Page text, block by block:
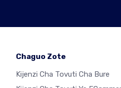
Chaguo Zote
Kijenzi Cha Tovuti Cha Bure